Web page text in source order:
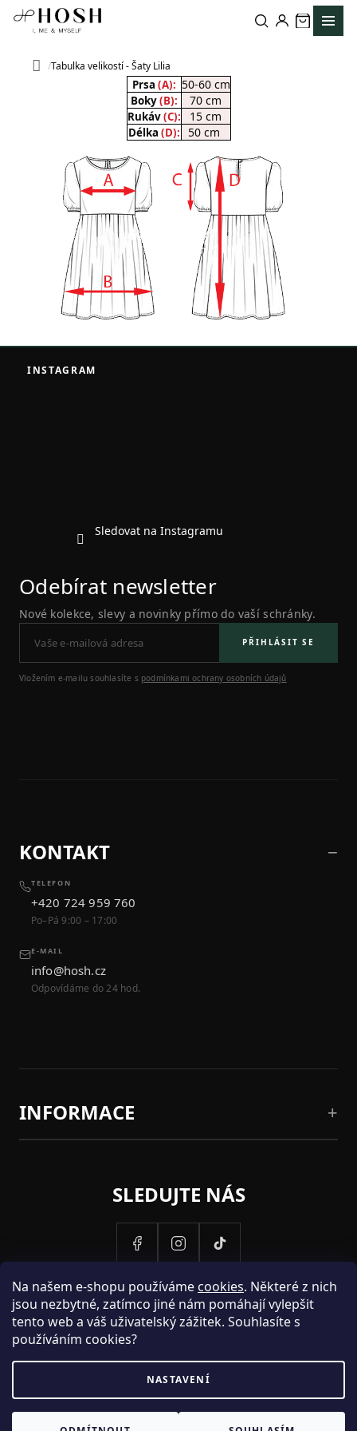
Na našem e-shopu používáme cookies. Některé z nich
jsou nezbytné, zatímco jiné nám pomáhají vylepšit
tento web a váš uživatelský zážitek. Souhlasíte s
používáním cookies?
NASTAVENÍ
Přejít
Domů
Tabulka velikostí - Šaty Lilia
Prsa (A): 50-60 cm
Boky(B): 70 cm
Rukáv(C): 15 cm
Délka (D): 50 cm
Z
INSTAGRAM
Sledovat na Instagramu
Odebírat newsletter
Nové kolekce, slevy a novinky přímo do vaší schránky.
PŘIHLÁSIT SE
Vložením e-mailu souhlasíte s podmínkami ochrany osobních údajů
KONTAKT
TELEFON
+420 724 959 760
Po–Pá 9:00 – 17:00
E-MAIL
info@hosh.cz
Odpovídáme do 24 hod.
INFORMACE
SLEDUJTE NÁS
PROVOZOVATELEM STRANEK HOSH.CZ JE SPOLECNOST PAK